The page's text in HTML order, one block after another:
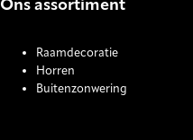
Ons assortiment
Raamdecoratie
Horren
Buitenzonwering